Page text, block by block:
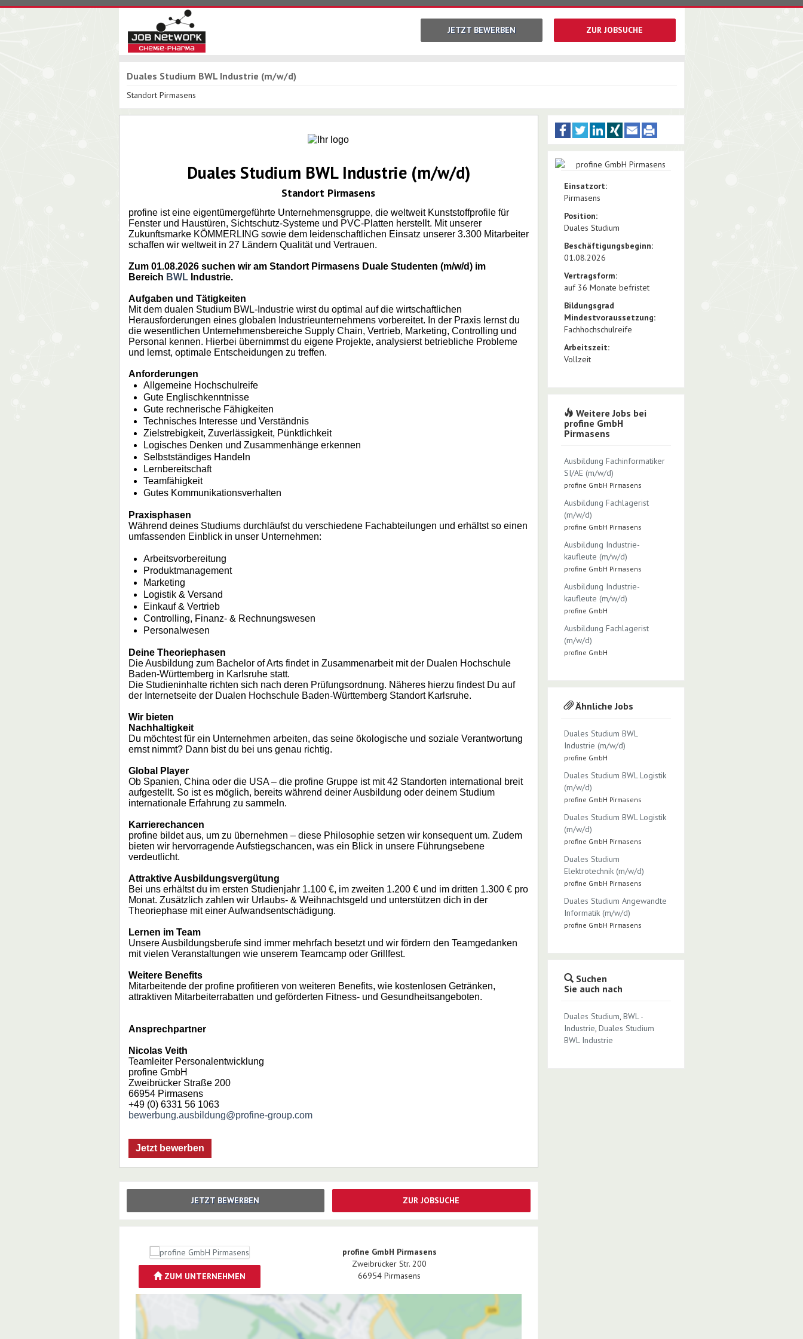
JETZT BEWERBEN ZUR JOBSUCHE
Duales Studium BWL Industrie (m/w/d)
Standort Pirmasens
Duales Studium BWL Industrie (m/w/d)
Standort Pirmasens
profine ist eine eigentümergeführte Unternehmensgruppe, die weltweit Kunststoffprofile für
Fenster und Haustüren, Sichtschutz-Systeme und PVC-Platten herstellt. Mit unserer
Zukunftsmarke KÖMMERLING sowie dem leidenschaftlichen Einsatz unserer 3.300 Mitarbeiter
schaffen wir weltweit in 27 Ländern Qualität und Vertrauen.
Zum 01.08.2026 suchen wir am Standort Pirmasens Duale Studenten (m/w/d) im
Bereich BWL Industrie.
Aufgaben und Tätigkeiten
Mit dem dualen Studium BWL-Industrie wirst du optimal auf die wirtschaftlichen
Herausforderungen eines globalen Industrieunternehmens vorbereitet. In der Praxis lernst du
die wesentlichen Unternehmensbereiche Supply Chain, Vertrieb, Marketing, Controlling und
Personal kennen. Hierbei übernimmst du eigene Projekte, analysierst betriebliche Probleme
und lernst, optimale Entscheidungen zu treffen.
Anforderungen
Allgemeine Hochschulreife
Gute Englischkenntnisse
Gute rechnerische Fähigkeiten
Technisches Interesse und Verständnis
Zielstrebigkeit, Zuverlässigkeit, Pünktlichkeit
Logisches Denken und Zusammenhänge erkennen
Selbstständiges Handeln
Lernbereitschaft
Teamfähigkeit
Gutes Kommunikationsverhalten
Praxisphasen
Während deines Studiums durchläufst du verschiedene Fachabteilungen und erhältst so einen
umfassenden Einblick in unser Unternehmen:
Arbeitsvorbereitung
Produktmanagement
Marketing
Logistik & Versand
Einkauf & Vertrieb
Controlling, Finanz- & Rechnungswesen
Personalwesen
Deine Theoriephasen
Die Ausbildung zum Bachelor of Arts findet in Zusammenarbeit mit der Dualen Hochschule
Baden-Württemberg in Karlsruhe statt.
Die Studieninhalte richten sich nach deren Prüfungsordnung. Näheres hierzu findest Du auf
der Internetseite der Dualen Hochschule Baden-Württemberg Standort Karlsruhe.
Wir bieten
Nachhaltigkeit
Du möchtest für ein Unternehmen arbeiten, das seine ökologische und soziale Verantwortung
ernst nimmt? Dann bist du bei uns genau richtig.
Global Player
Ob Spanien, China oder die USA – die profine Gruppe ist mit 42 Standorten international breit
aufgestellt. So ist es möglich, bereits während deiner Ausbildung oder deinem Studium
internationale Erfahrung zu sammeln.
Karrierechancen
profine bildet aus, um zu übernehmen – diese Philosophie setzen wir konsequent um. Zudem
bieten wir hervorragende Aufstiegschancen, was ein Blick in unsere Führungsebene
verdeutlicht.
Attraktive Ausbildungsvergütung
Bei uns erhältst du im ersten Studienjahr 1.100 €, im zweiten 1.200 € und im dritten 1.300 € pro
Monat. Zusätzlich zahlen wir Urlaubs- & Weihnachtsgeld und unterstützen dich in der
Theoriephase mit einer Aufwandsentschädigung.
Lernen im Team
Unsere Ausbildungsberufe sind immer mehrfach besetzt und wir fördern den Teamgedanken
mit vielen Veranstaltungen wie unserem Teamcamp oder Grillfest.
Weitere Benefits
Mitarbeitende der profine profitieren von weiteren Benefits, wie kostenlosen Getränken,
attraktiven Mitarbeiterrabatten und geförderten Fitness- und Gesundheitsangeboten.
Ansprechpartner
Nicolas Veith
Teamleiter Personalentwicklung
profine GmbH
Zweibrücker Straße 200
66954 Pirmasens
+49 (0) 6331 56 1063
bewerbung.ausbildung@profine-group.com
Jetzt bewerben
JETZT BEWERBEN ZUR JOBSUCHE
ZUM UNTERNEHMEN
profine GmbH Pirmasens
Zweibrücker Str. 200
66954 Pirmasens
Einsatzort:
Pirmasens
Position:
Duales Studium
Beschäftigungsbeginn:
01.08.2026
Vertragsform:
auf 36 Monate befristet
Bildungsgrad
Mindestvoraussetzung:
Fachhochschulreife
Arbeitszeit:
Vollzeit
Weitere Jobs bei
profine GmbH
Pirmasens
Ausbildung Fachinformatiker
SI/AE (m/w/d)
profine GmbH Pirmasens
Ausbildung Fachlagerist
(m/w/d)
profine GmbH Pirmasens
Ausbildung Industrie­
kaufleute (m/w/d)
profine GmbH Pirmasens
Ausbildung Industrie­
kaufleute (m/w/d)
profine GmbH
Ausbildung Fachlagerist
(m/w/d)
profine GmbH
Ähnliche Jobs
Duales Studium BWL
Industrie (m/w/d)
profine GmbH
Duales Studium BWL Logistik
(m/w/d)
profine GmbH Pirmasens
Duales Studium BWL Logistik
(m/w/d)
profine GmbH Pirmasens
Duales Studium
Elektrotechnik (m/w/d)
profine GmbH Pirmasens
Duales Studium Angewandte
Informatik (m/w/d)
profine GmbH Pirmasens
Suchen
Sie auch nach
Duales Studium, BWL -
Industrie, Duales Studium
BWL Industrie